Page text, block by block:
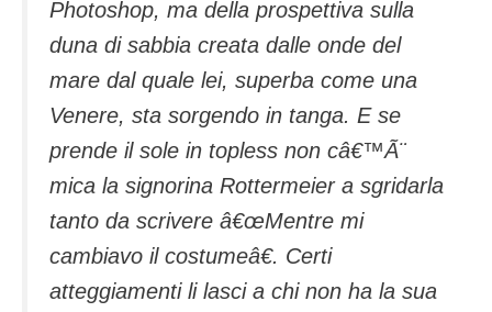
Photoshop, ma della prospettiva sulla
duna di sabbia creata dalle onde del
mare dal quale lei, superba come una
Venere, sta sorgendo in tanga. E se
prende il sole in topless non câ€™Ã¨
mica la signorina Rottermeier a sgridarla
tanto da scrivere â€œMentre mi
cambiavo il costumeâ€. Certi
atteggiamenti li lasci a chi non ha la sua